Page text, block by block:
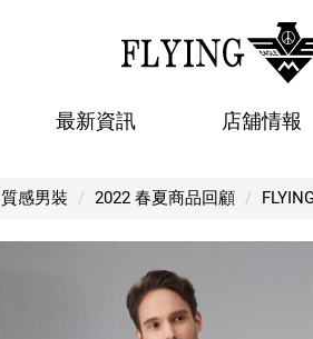
最新資訊 店舖情報
質感男裝 2022 春夏商品回顧